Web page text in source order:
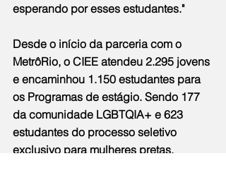
esperando por esses estudantes."
Desde o início da parceria com o
MetrôRio, o CIEE atendeu 2.295 jovens
e encaminhou 1.150 estudantes para
os Programas de estágio. Sendo 177
da comunidade LGBTQIA+ e 623
estudantes do processo seletivo
exclusivo para mulheres pretas.